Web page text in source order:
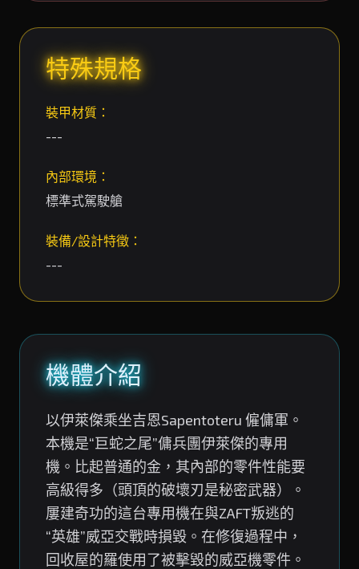
特殊規格
裝甲材質：
---
內部環境：
標準式駕駛艙
裝備/設計特徵：
---
機體介紹
以伊萊傑乘坐吉恩Sapentoteru 僱傭軍。
本機是“巨蛇之尾”傭兵團伊萊傑的專用
機。比起普通的金，其內部的零件性能要
高級得多（頭頂的破壞刃是秘密武器）。
屢建奇功的這台專用機在與ZAFT叛逃的
“英雄”威亞交戰時損毀。在修復過程中，
回收屋的羅使用了被擊毀的威亞機零件。